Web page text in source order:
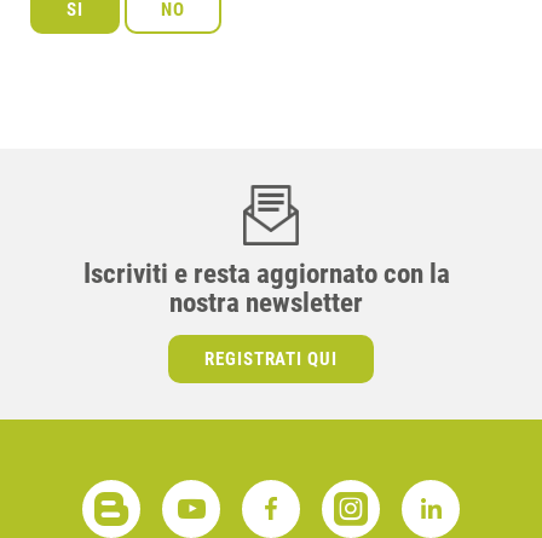
Iscriviti e resta aggiornato con la
nostra newsletter
REGISTRATI QUI